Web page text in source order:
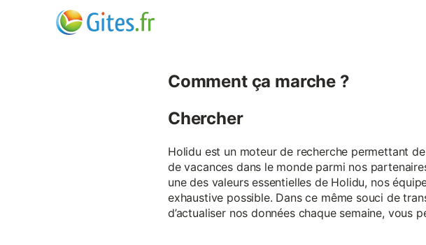
Comment ça marche ?
Chercher
Holidu est un moteur de recherche permettant
de vacances dans le monde parmi nos
une des valeurs essentielles de Holidu, nos
exhaustive possible. Dans ce même souci de
d’actualiser nos données chaque semaine,